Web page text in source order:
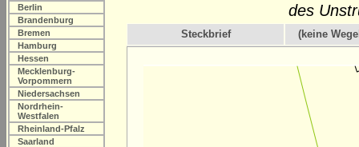
Berlin
Brandenburg
Bremen
Hamburg
Hessen
Mecklenburg-
Vorpommern
Niedersachsen
Nordrhein-
Westfalen
Rheinland-Pfalz
Saarland
des
Steckbrief (keine